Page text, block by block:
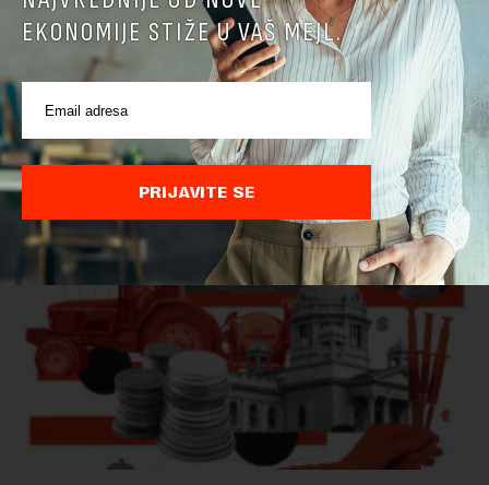
Ministarstvo: EK potvrdila da je Srbija unapredila
kontrolu hrane biljnog porekla
Ministarstvo poljoprivrede, šumarstva i vodoprivrede saopštilo
je danas da je Evropska komisija potvrdila da je Srbija
značajno unapredila sistem službenih kontrola bezbednosti
hrane biljnog porekla, te da k...
EKONOMIJE STIŽE U VAŠ MEJL.
PRIJAVITE SE